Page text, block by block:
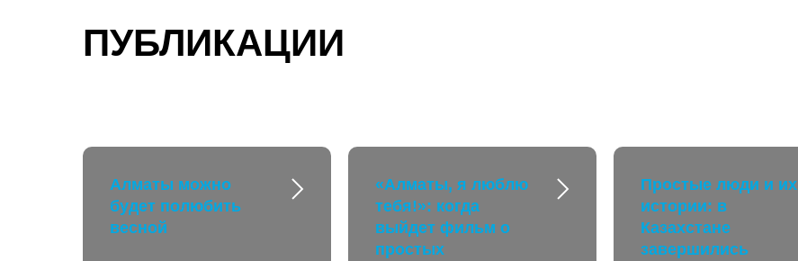
ПУБЛИКАЦИИ
Алматы можно
будет полюбить
весной
«Алматы, я люблю
тебя!»: когда
выйдет фильм о
простых
Простые люди и их
истории: в
Казахстане
завершились